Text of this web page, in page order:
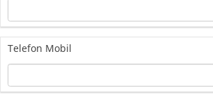
Telefon Mobil